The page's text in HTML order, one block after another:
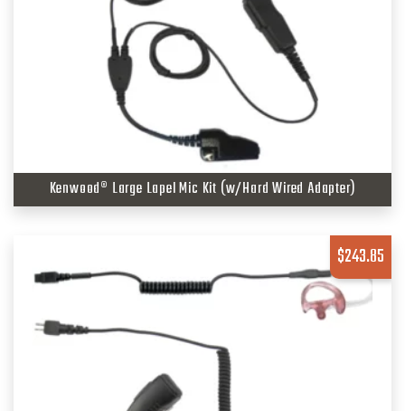
Kenwood® Large Lapel Mic Kit (w/Hard Wired Adapter)
$243.85